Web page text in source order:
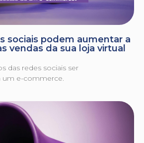
sociais podem aumentar a
vendas da sua loja virtual
das redes sociais ser
um e-commerce.